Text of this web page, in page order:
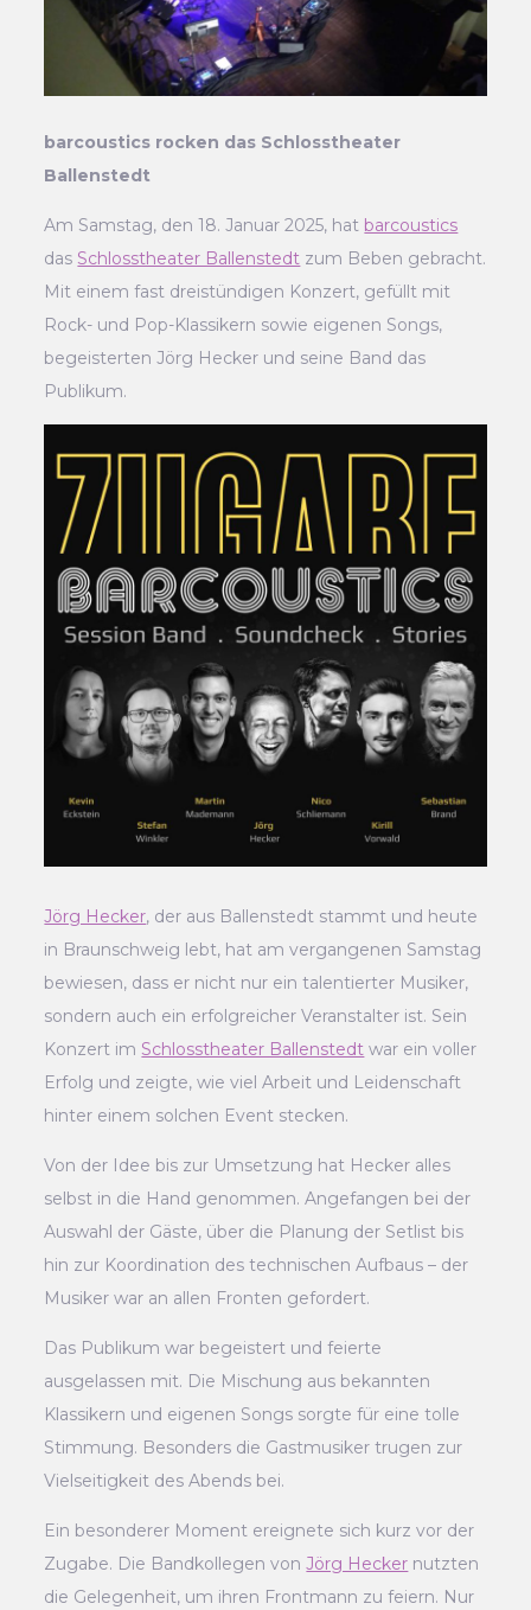
barcoustics rocken das Schlosstheater
Ballenstedt
Am Samstag, den 18. Januar 2025, hat barcoustics
das Schlosstheater Ballenstedt zum Beben gebracht.
Mit einem fast dreistündigen Konzert, gefüllt mit
Rock- und Pop-Klassikern sowie eigenen Songs,
begeisterten Jörg Hecker und seine Band das
Publikum.
Jörg Hecker, der aus Ballenstedt stammt und heute
in Braunschweig lebt, hat am vergangenen Samstag
bewiesen, dass er nicht nur ein talentierter Musiker,
sondern auch ein erfolgreicher Veranstalter ist. Sein
Konzert im Schlosstheater Ballenstedt war ein voller
Erfolg und zeigte, wie viel Arbeit und Leidenschaft
hinter einem solchen Event stecken.
Von der Idee bis zur Umsetzung hat Hecker alles
selbst in die Hand genommen. Angefangen bei der
Auswahl der Gäste, über die Planung der Setlist bis
hin zur Koordination des technischen Aufbaus – der
Musiker war an allen Fronten gefordert.
Das Publikum war begeistert und feierte
ausgelassen mit. Die Mischung aus bekannten
Klassikern und eigenen Songs sorgte für eine tolle
Stimmung. Besonders die Gastmusiker trugen zur
Vielseitigkeit des Abends bei.
Ein besonderer Moment ereignete sich kurz vor der
Zugabe. Die Bandkollegen vonJörg Hecker nutzten
die Gelegenheit, um ihren Frontmann zu feiern. Nur